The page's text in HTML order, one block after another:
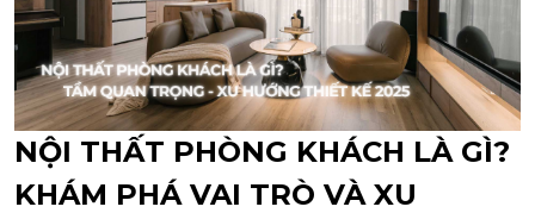
NỘI THẤT PHÒNG KHÁCH LÀ GÌ?
KHÁM PHÁ VAI TRÒ VÀ XU